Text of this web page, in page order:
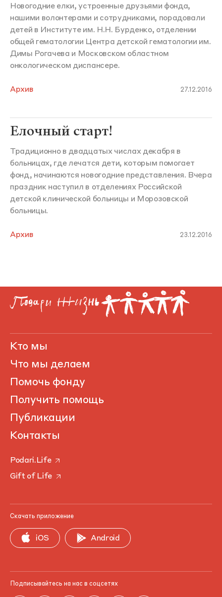
Новогодние елки, устроенные друзьями фонда,
нашими волонтерами и сотрудниками, порадовали
детей в Институте им. Н.Н. Бурденко, отделении
общей гематологии Центра детской гематологии им.
Димы Рогачева и Московском областном
онкологическом диспансере.
Архив 27.12.2016
Елочный старт!
Традиционно в двадцатых числах декабря в
больницах, где лечатся дети, которым помогает
фонд, начинаются новогодние представления. Вчера
праздник наступил в отделениях Российской
детской клинической больницы и Морозовской
больницы.
Архив 23.12.2016
Кто мы
Что мы делаем
Помочь фонду
Получить помощь
Публикации
Контакты
Podari.Life
Gift of Life
Скачать приложение
iOS Android
Подписывайтесь на нас в соцсетях